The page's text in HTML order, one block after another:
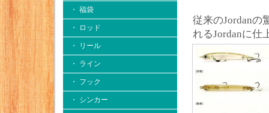
・ 福袋
・ ロッド
・ リール
・ ライン
・ フック
・ シンカー
従来のJordanの
れるJordanに仕